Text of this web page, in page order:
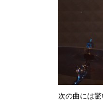
次の曲には